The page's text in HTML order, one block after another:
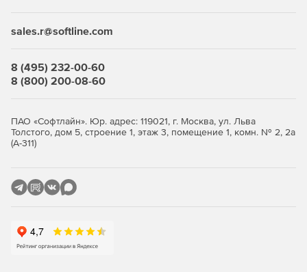
sales.r@softline.com
8 (495) 232-00-60
8 (800) 200-08-60
ПАО «Софтлайн». Юр. адрес: 119021, г. Москва, ул. Льва
Толстого, дом 5, строение 1, этаж 3, помещение 1, комн. № 2, 2а
(А-311)